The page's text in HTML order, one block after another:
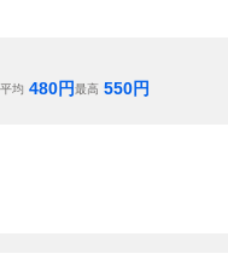
平均 480円最高 550円